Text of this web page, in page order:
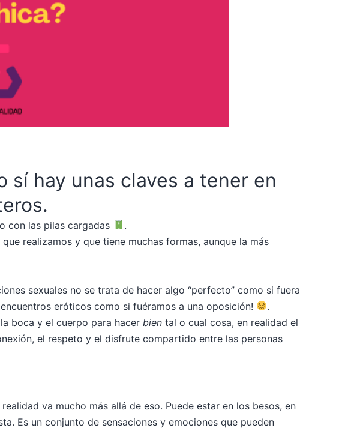
sí hay unas claves a tener en
con las pilas cargadas
​.
realizamos y que tiene muchas formas, aunque la más
sexuales no se trata de hacer algo “perfecto” como si fuera
eróticos como si fuéramos a una oposición!
.
boca y el cuerpo para hacer bien tal o cual cosa, en realidad el
el respeto y el disfrute compartido entre las personas
va mucho más allá de eso. Puede estar en los besos, en
Es un conjunto de sensaciones y emociones que pueden